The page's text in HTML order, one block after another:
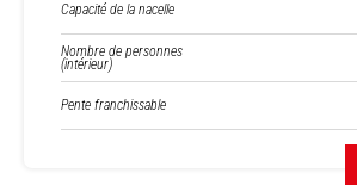
Capacité de la nacelle
Nombre de personnes
(intérieur)
Pente franchissable